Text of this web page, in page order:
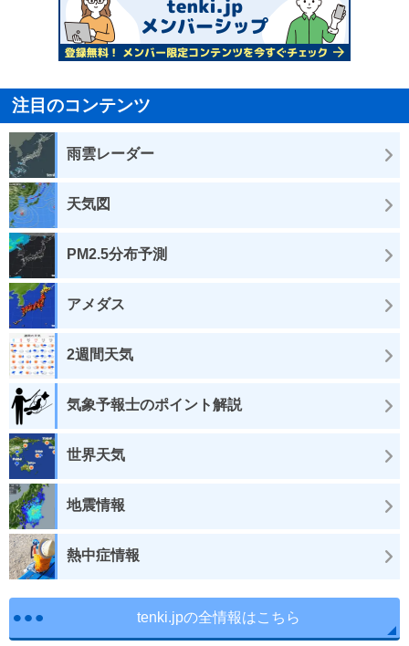
注目のコンテンツ
雨雲レーダー
天気図
PM2.5分布予測
アメダス
2週間天気
気象予報士のポイント解説
世界天気
地震情報
熱中症情報
tenki.jpの全情報はこちら